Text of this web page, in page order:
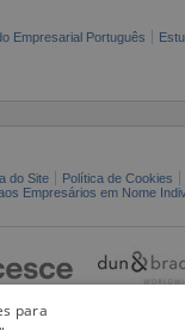
Empresarial Português
do Site Política de Cookies
Empresários em Nome
para